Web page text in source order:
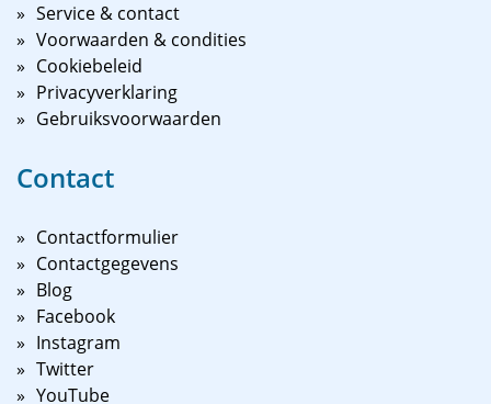
Service & contact
Voorwaarden & condities
Cookiebeleid
Privacyverklaring
Gebruiksvoorwaarden
Contact
Contactformulier
Contactgegevens
Blog
Facebook
Instagram
Twitter
YouTube